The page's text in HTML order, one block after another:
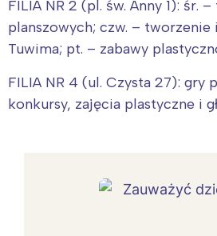
FILIA NR 2 (pl. św. Anny 1): śr.
planszowych; czw. –
Tuwima; pt. – zabawy
FILIA NR 4 (ul. Czysta 27): gry
konkursy, zajęcia plastyczne i